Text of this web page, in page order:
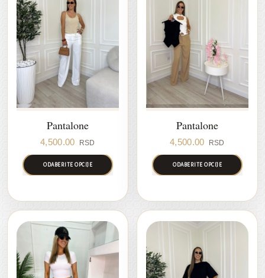
Pantalone
4,500.00 RSD
ODABERITE OPCIJE
Pantalone
4,500.00 RSD
ODABERITE OPCIJE